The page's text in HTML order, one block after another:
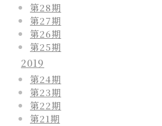
第28期
第27期
第26期
第25期
2019
第24期
第23期
第22期
第21期